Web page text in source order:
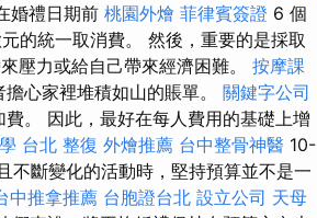
婚禮日期前 桃園外燴 菲律賓簽證 6 個
的統一取消費。 然後，重要的是採取
壓力或給自己帶來經濟困難。 按摩課
心家裡堆積如山的賬單。 關鍵字公司
。 因此，最好在每人費用的基礎上增
台北 整復 外燴推薦 台中整骨神醫 10-
不斷變化的活動時，堅持預算並不是一
中推拿推薦 台胞證台北 設立公司 天母